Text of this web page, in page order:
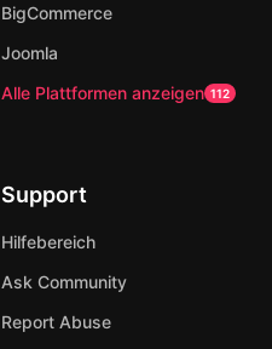
BigCommerce
Joomla
Alle Plattformen anzeigen 112
Support
Hilfebereich
Ask Community
Report Abuse